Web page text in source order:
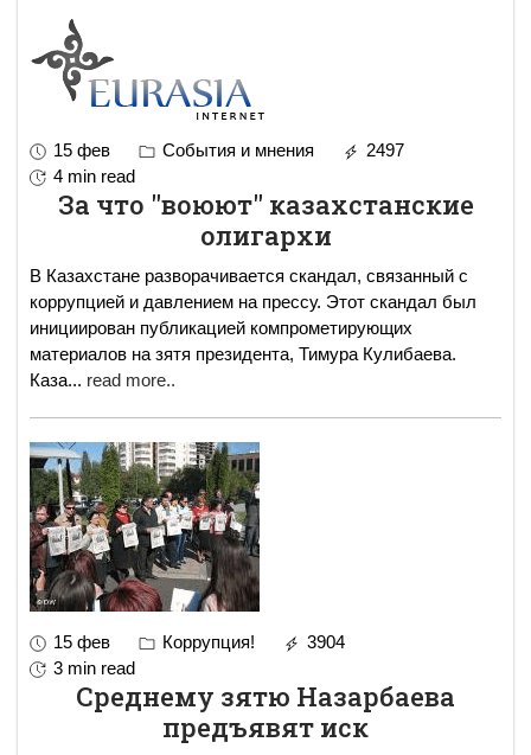
15 фев События и мнения
2497
4 min read
За что "воюют" казахстанские
олигархи
В Казахстане разворачивается скандал, связанный с
коррупцией и давлением на прессу. Этот скандал был
инициирован публикацией компрометирующих
материалов на зятя президента, Тимура Кулибаева.
Каза... read more..
15 фев Коррупция!
3904
3 min read
Среднему зятю Назарбаева
предъявят иск